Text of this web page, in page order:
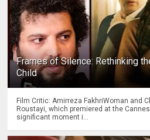
Frames of Silence: Rethinking
Child
Film Critic: Amirreza FakhriWoman and
Roustayi, which premiered at the
significant moment i...